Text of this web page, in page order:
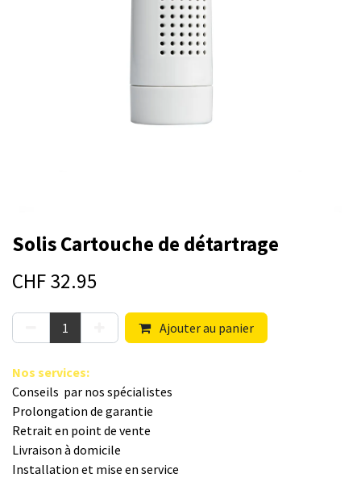
Solis Cartouche de détartrage
CHF32.95
Ajouter au panier
Nos s​ervices:
Conseils par nos spé​cialistes
Prolongation de garantie
Retrait en point de vente
Livraison à domicile
Installation et mise en service